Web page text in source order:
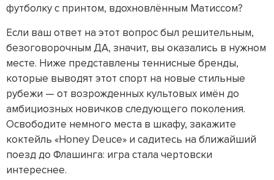
футболку с принтом, вдохновлённым Матиссом?
Если ваш ответ на этот вопрос был решительным,
безоговорочным ДА, значит, вы оказались в нужном
месте. Ниже представлены теннисные бренды,
которые выводят этот спорт на новые стильные
рубежи — от возрожденных культовых имён до
амбициозных новичков следующего поколения.
Освободите немного места в шкафу, закажите
коктейль «Honey Deuce» и садитесь на ближайший
поезд до Флашинга: игра стала чертовски
интереснее.